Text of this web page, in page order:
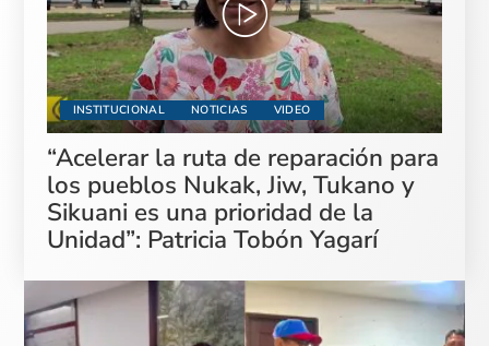
INSTITUCIONAL NOTICIAS VIDEO
“Acelerar la ruta de reparación para
los pueblos Nukak, Jiw, Tukano y
Sikuani es una prioridad de la
Unidad”: Patricia Tobón Yagarí